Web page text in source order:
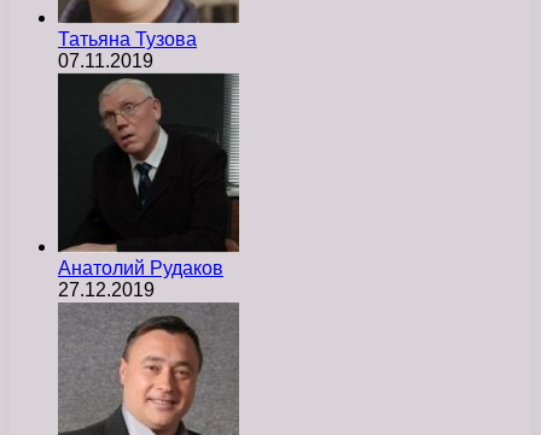
Татьяна Тузова
07.11.2019
Анатолий Рудаков
27.12.2019